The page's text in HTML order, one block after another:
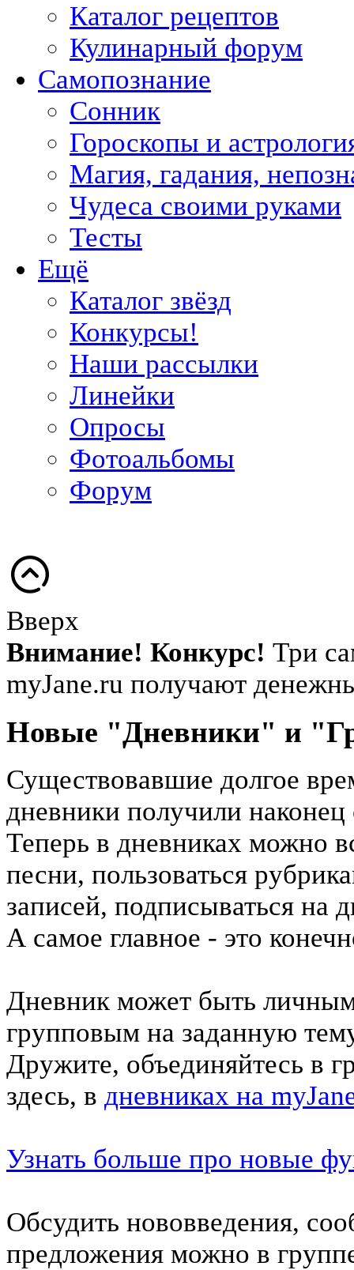
Каталог рецептов
Кулинарный форум
Самопознание
Сонник
Гороскопы и
Магия, гадания,
Чудеса своими руками
Тесты
Ещё
Каталог звёзд
Конкурсы!
Наши рассылки
Линейки
Опросы
Фотоальбомы
Форум
Вверх
Внимание! Конкурс! Три
myJane.ru получают
Новые "Дневники" и
Существовавшие долгое
дневники получили наконец
Теперь в дневниках можно
песни, пользоваться
записей, подписываться на
А самое главное - это
Дневник может быть
групповым на заданную
Дружите, объединяйтесь в
здесь, в дневниках на
Узнать больше про новые
Обсудить нововведения,
предложения можно в